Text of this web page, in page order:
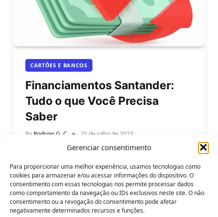
Gerenciar consentimento
Para proporcionar uma melhor experiência, usamos tecnologias como
cookies para armazenar e/ou acessar informações do dispositivo. O
consentimento com essas tecnologias nos permite processar dados
como comportamento da navegação ou IDs exclusivos neste site. O não
consentimento ou a revogação do consentimento pode afetar
negativamente determinados recursos e funções.
CARTÕES E BANCOS
Financiamentos Santander:
Tudo o que Você Precisa
Saber
By Rodrigo G. C 25 de julho de 2023
Financiamentos Santander: Tudo o que Você
Precisa Saber. Se você está em busca de recursos
para realizar seus projetos, o…